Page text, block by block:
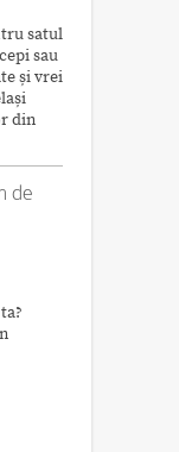
satul
sau
și vrei
din
de